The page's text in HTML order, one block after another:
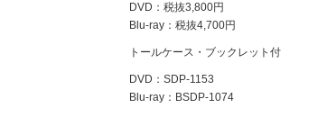
DVD：税抜3,800円
Blu-ray：税抜4,700円
トールケース・ブックレット付
DVD：SDP-1153
Blu-ray：BSDP-1074